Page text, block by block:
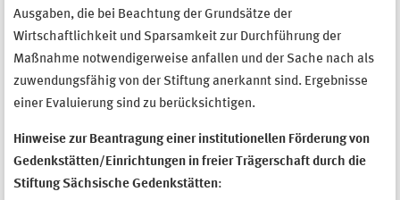
Ausgaben, die bei Beachtung der Grundsätze der
Wirtschaftlichkeit und Sparsamkeit zur Durchführung der
Maßnahme notwendigerweise anfallen und der Sache nach als
zuwendungsfähig von der Stiftung anerkannt sind. Ergebnisse
einer Evaluierung sind zu berücksichtigen.
Hinweise zur Beantragung einer institutionellen Förderung von
Gedenkstätten/Einrichtungen in freier Trägerschaft durch die
Stiftung Sächsische Gedenkstätten: